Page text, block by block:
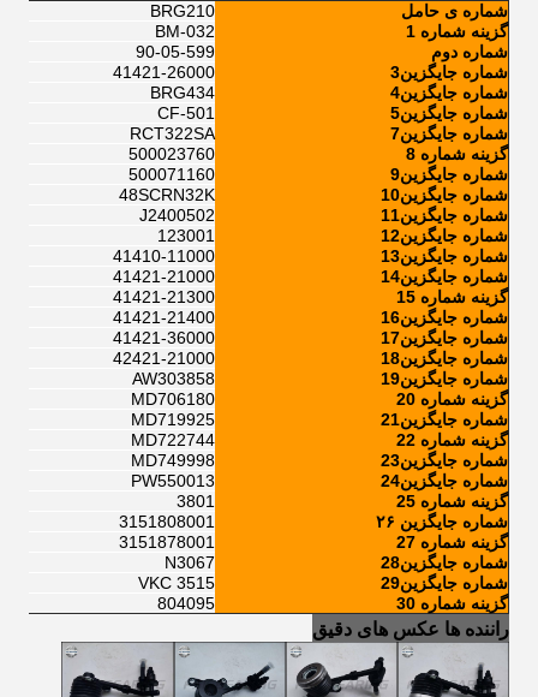
شماره ی حامل
BRG210
گزینه شماره 1
BM-032
شماره دوم
90-05-599
شماره جایگزین3
41421-26000
شماره جایگزین4
BRG434
شماره جایگزین5
CF-501
شماره جایگزین7
RCT322SA
گزینه شماره 8
500023760
شماره جایگزین9
500071160
شماره جایگزین10
48SCRN32K
شماره جایگزین11
J2400502
شماره جایگزین12
123001
شماره جایگزین13
41410-11000
شماره جایگزین14
41421-21000
گزینه شماره 15
41421-21300
شماره جایگزین16
41421-21400
شماره جایگزین17
41421-36000
شماره جایگزین18
42421-21000
شماره جایگزین19
AW303858
گزینه شماره 20
MD706180
شماره جایگزین21
MD719925
گزینه شماره 22
MD722744
شماره جایگزین23
MD749998
شماره جایگزین24
PW550013
گزینه شماره 25
3801
شماره جایگزین ۲۶
3151808001
گزینه شماره 27
3151878001
شماره جایگزین28
N3067
شماره جایگزین29
VKC 3515
گزینه شماره 30
804095
راننده ها عکس های دقیق